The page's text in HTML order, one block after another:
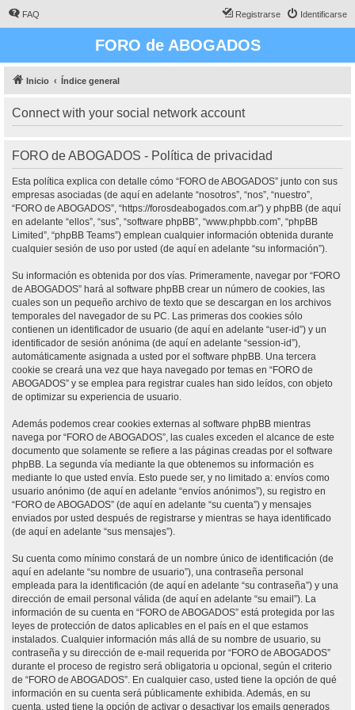
FAQ Identificarse
Registrarse
FORO de ABOGADOS
Inicio Índice general
Connect with your social network account
FORO de ABOGADOS - Política de privacidad
Esta política explica con detalle cómo “FORO de ABOGADOS” junto con sus
empresas asociadas (de aquí en adelante “nosotros”, “nos”, “nuestro”,
“FORO de ABOGADOS”, “https://forosdeabogados.com.ar”) y phpBB (de aquí
en adelante “ellos”, “sus”, “software phpBB”, “www.phpbb.com”, “phpBB
Limited”, “phpBB Teams”) emplean cualquier información obtenida durante
cualquier sesión de uso por usted (de aquí en adelante “su información”).
Su información es obtenida por dos vías. Primeramente, navegar por “FORO
de ABOGADOS” hará al software phpBB crear un número de cookies, las
cuales son un pequeño archivo de texto que se descargan en los archivos
temporales del navegador de su PC. Las primeras dos cookies sólo
contienen un identificador de usuario (de aquí en adelante “user-id”) y un
identificador de sesión anónima (de aquí en adelante “session-id”),
automáticamente asignada a usted por el software phpBB. Una tercera
cookie se creará una vez que haya navegado por temas en “FORO de
ABOGADOS” y se emplea para registrar cuales han sido leídos, con objeto
de optimizar su experiencia de usuario.
Además podemos crear cookies externas al software phpBB mientras
navega por “FORO de ABOGADOS”, las cuales exceden el alcance de este
documento que solamente se refiere a las páginas creadas por el software
phpBB. La segunda vía mediante la que obtenemos su información es
mediante lo que usted envía. Esto puede ser, y no limitado a: envíos como
usuario anónimo (de aquí en adelante “envíos anónimos”), su registro en
“FORO de ABOGADOS” (de aquí en adelante “su cuenta”) y mensajes
enviados por usted después de registrarse y mientras se haya identificado
(de aquí en adelante “sus mensajes”).
Su cuenta como mínimo constará de un nombre único de identificación (de
aquí en adelante “su nombre de usuario”), una contraseña personal
empleada para la identificación (de aquí en adelante “su contraseña”) y una
dirección de email personal válida (de aquí en adelante “su email”). La
información de su cuenta en “FORO de ABOGADOS” está protegida por las
leyes de protección de datos aplicables en el país en el que estamos
instalados. Cualquier información más allá de su nombre de usuario, su
contraseña y su dirección de e-mail requerida por “FORO de ABOGADOS”
durante el proceso de registro será obligatoria u opcional, según el criterio
de “FORO de ABOGADOS”. En cualquier caso, usted tiene la opción de qué
información en su cuenta será públicamente exhibida. Además, en su
cuenta, usted tiene la opción de activar o desactivar los emails generados